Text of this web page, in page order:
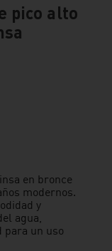
pico alto
en bronce
modernos.
y
agua,
un uso